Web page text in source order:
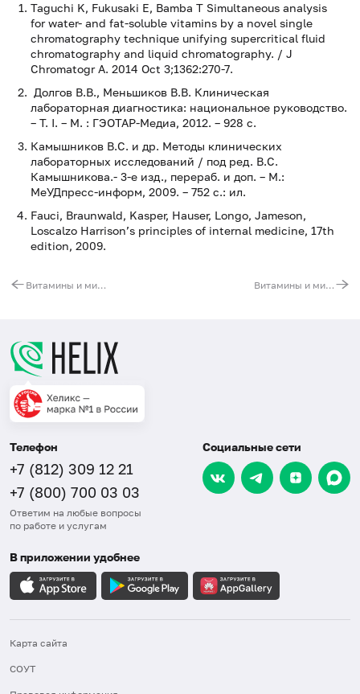
Taguchi K, Fukusaki E, Bamba T Simultaneous analysis
for water- and fat-soluble vitamins by a novel single
chromatography technique unifying supercritical fluid
chromatography and liquid chromatography. / J
Chromatogr A. 2014 Oct 3;1362:270-7.
Долгов В.В., Меньшиков В.В. Клиническая
лабораторная диагностика: национальное руководство.
– Т. I. – М. : ГЭОТАР-Медиа, 2012. – 928 с.
Камышников В.С. и др. Методы клинических
лабораторных исследований / под ред. В.С.
Камышникова.- 3-е изд., перераб. и доп. – М.:
МеУДпресс-информ, 2009. – 752 с.: ил.
Fauci, Braunwald, Kasper, Hauser, Longo, Jameson,
Loscalzo Harrison’s principles of internal medicine, 17th
edition, 2009.
Витамины и микроэлементы, влияющие на состояние мужской репродуктивной системы (Se, Zn, Mn, Ni, Cr, Fe, Co, витамины A, C, B9, B12) Витамины и микроэлементы, участвующие в регуляции функции поджелудочной железы и углеводного обмена (Cr, K, Mn, Mg, Cu, Zn, Ni, витамины A, B6)
Телефон
+7 (812) 309 12 21
+7 (800) 700 03 03
Ответим на любые вопросы
по работе и услугам
Социальные сети
В приложении удобнее
Карта сайта
СОУТ